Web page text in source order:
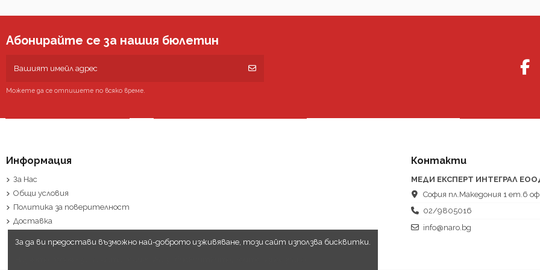
Абонирайте се за нашия бюлетин
Можете да се отпишете по всяко време.
Информация
За Нас
Общи условия
Политика за поверителност
Доставка
Контакти
МЕДИ ЕКСПЕРТ ИНТЕГРАЛ
София пл.Македония 1 ет.6
02/9805016
info@naro.bg
За да ви предостави възможно най-доброто изживяване, този сайт използва бисквитки.